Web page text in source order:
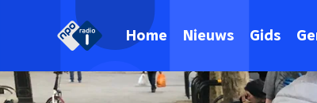
Home Nieuws Gids